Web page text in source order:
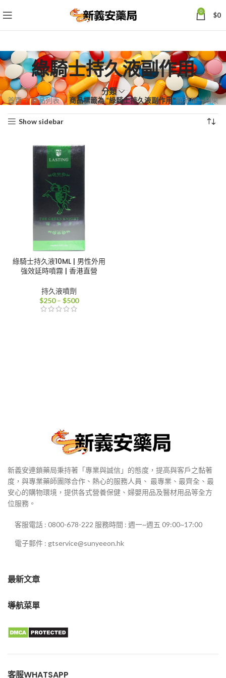
0 $0
綠騎士持久液副作用
分類
首頁 商品列表 商品標籤為 “綠騎士持久液副作用”顯示單一結果
Show sidebar
綠騎士持久液10ML | 男性外用
強效延時噴霧 | 香港直營
持久液噴劑
$250 – $500價
新義安連鎖藥局秉持著「專業與誠信」的態度，提高與客戶之黏著
度，與專業藥師團隊合作、熱心的服務人員、 最專業、最齊全、最
安心的購物環境，提供各式營養保健、婦嬰用品及醫材用品等全方
位服務。
客服電話 : 0800-678-222 服務時間 : 週一~週五 09:00~17:00
電子郵件 : gtservice@sunyeeon.hk
最新文章
導航菜單
客服WHATSAPP